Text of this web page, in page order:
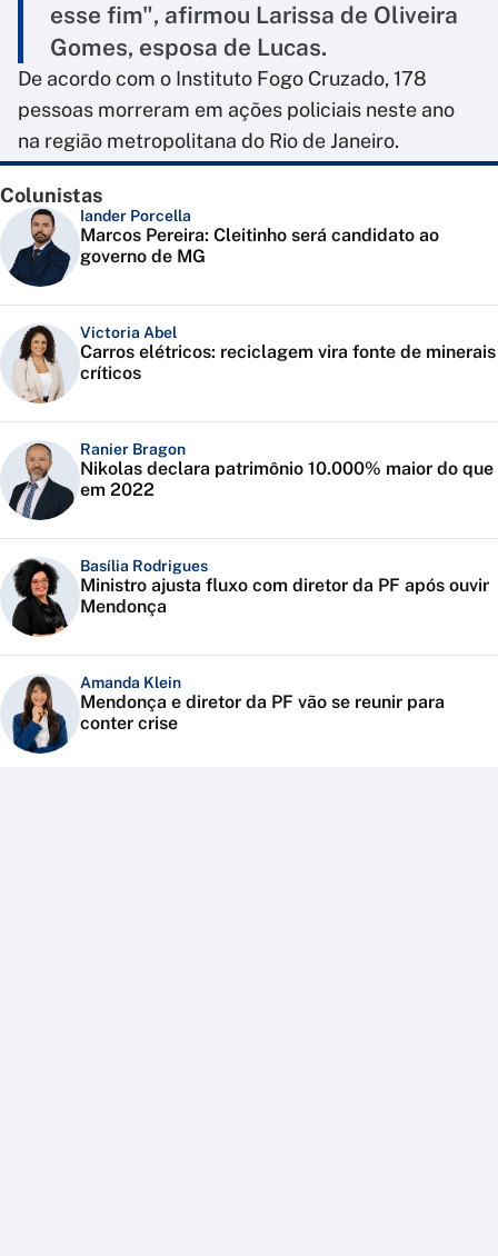
esse fim", afirmou Larissa de Oliveira
Gomes, esposa de Lucas.
De acordo com o Instituto Fogo Cruzado, 178
pessoas morreram em ações policiais neste ano
na região metropolitana do Rio de Janeiro.
Colunistas
Iander Porcella
Marcos Pereira: Cleitinho será candidato ao
governo de MG
Victoria Abel
Carros elétricos: reciclagem vira fonte de minerais
críticos
Ranier Bragon
Nikolas declara patrimônio 10.000% maior do que
em 2022
Basília Rodrigues
Ministro ajusta fluxo com diretor da PF após ouvir
Mendonça
Amanda Klein
Mendonça e diretor da PF vão se reunir para
conter crise